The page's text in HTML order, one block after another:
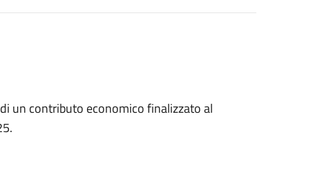
un contributo economico finalizzato al